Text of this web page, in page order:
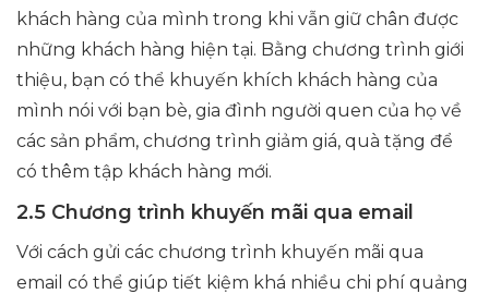
khách hàng của mình trong khi vẫn giữ chân được
những khách hàng hiện tại. Bằng chương trình giới
thiệu, bạn có thể khuyến khích khách hàng của
mình nói với bạn bè, gia đình người quen của họ về
các sản phẩm, chương trình giảm giá, quà tặng để
có thêm tập khách hàng mới.
2.5 Chương trình khuyến mãi qua email
Với cách gửi các chương trình khuyến mãi qua
email có thể giúp tiết kiệm khá nhiều chi phí quảng